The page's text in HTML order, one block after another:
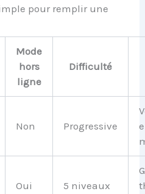
pour remplir une
Mode
hors
ligne
Difficulté
Non Progressive
Oui 5 niveaux